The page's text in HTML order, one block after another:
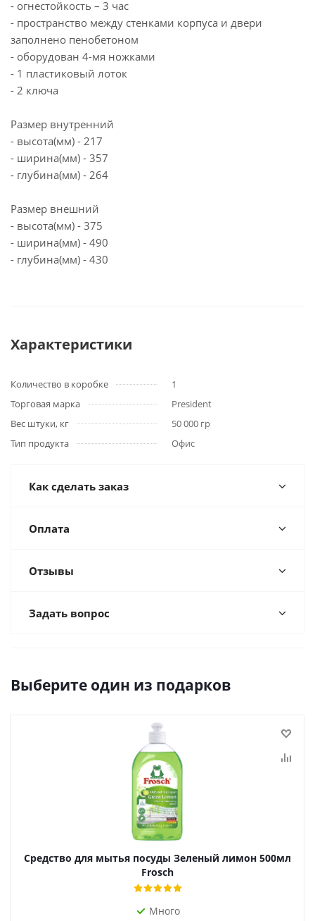
- огнестойкость – 3 час
- пространство между стенками корпуса и двери
заполнено пенобетоном
- оборудован 4-мя ножками
- 1 пластиковый лоток
- 2 ключа
Размер внутренний
- высота(мм) - 217
- ширина(мм) - 357
- глубина(мм) - 264
Размер внешний
- высота(мм) - 375
- ширина(мм) - 490
- глубина(мм) - 430
Характеристики
Количество в коробке
1
Торговая марка
President
Вес штуки, кг
50 000 гр
Тип продукта
Офис
Как сделать заказ
Оплата
Отзывы
Задать вопрос
Выберите один из подарков
Средство для мытья посуды Зеленый лимон 500мл
Frosch
Много